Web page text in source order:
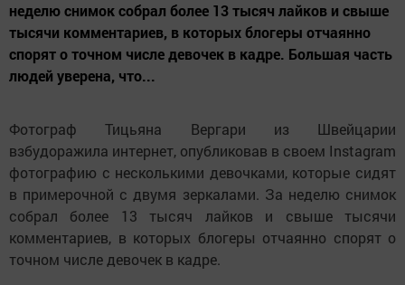
неделю снимок собрал более 13 тысяч лайков и свыше
тысячи комментариев, в которых блогеры отчаянно
спорят о точном числе девочек в кадре. Большая часть
людей уверена, что...
Фотограф Тицьяна Вергари из Швейцарии
взбудоражила интернет, опубликовав в своем Instagram
фотографию с несколькими девочками, которые сидят
в примерочной с двумя зеркалами. За неделю снимок
собрал более 13 тысяч лайков и свыше тысячи
комментариев, в которых блогеры отчаянно спорят о
точном числе девочек в кадре.